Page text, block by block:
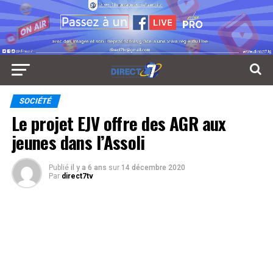
SOCIÉTÉ
Le projet EJV offre des AGR aux
jeunes dans l’Assoli
Publié il y a 6 ans sur 14 décembre 2020
Par direct7tv